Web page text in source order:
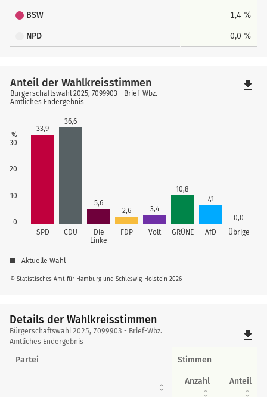
BSW 1,4 %
NPD 0,0 %
0
10
20
30
%
SPD CDU
Die
Linke
FDP Volt GRÜNE AfD Übrige
33,9
36,6
5,6
2,6
3,4
10,8
7,1
0,0
© Statistisches Amt für Hamburg und Schleswig-Holstein 2026
Anteil der Wahlkreisstimmen
Bürgerschaftswahl 2025, 7099903 - Brief-Wbz.
Amtliches Endergebnis
Aktuelle Wahl
file_download
Details der Wahlkreisstimmen
Details
der
Wahlkreisstimmen
Bürgerschaftswahl 2025, 7099903 - Brief-Wbz.
Amtliches Endergebnis
file_download
Partei Stimmen
Anzahl Anteil